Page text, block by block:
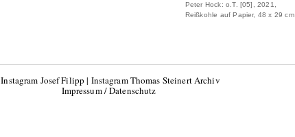
Peter Hock: o.T. [05], 2021,
Reißkohle auf Papier, 48 x 29 cm
Instagram Josef Filipp | Instagram Thomas Steinert Archiv
Impressum / Datenschutz